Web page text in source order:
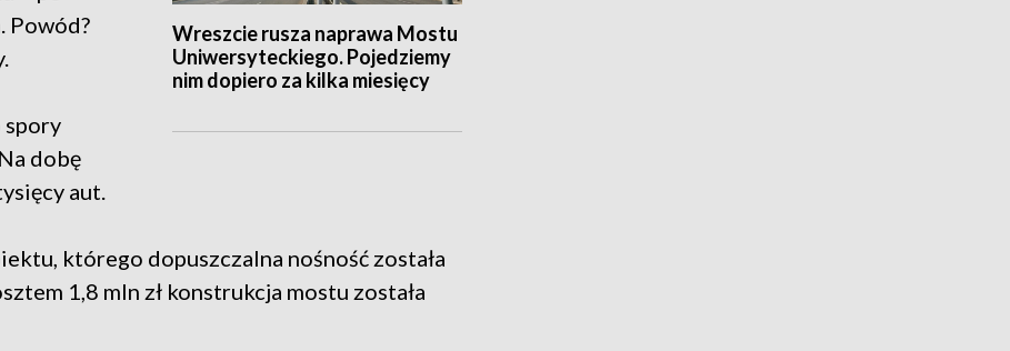
Wreszcie rusza naprawa Mostu
Uniwersyteckiego. Pojedziemy
nim dopiero za kilka miesięcy
Powód?
spory
dobę
aut.
którego dopuszczalna nośność została
1,8 mln zł konstrukcja mostu została